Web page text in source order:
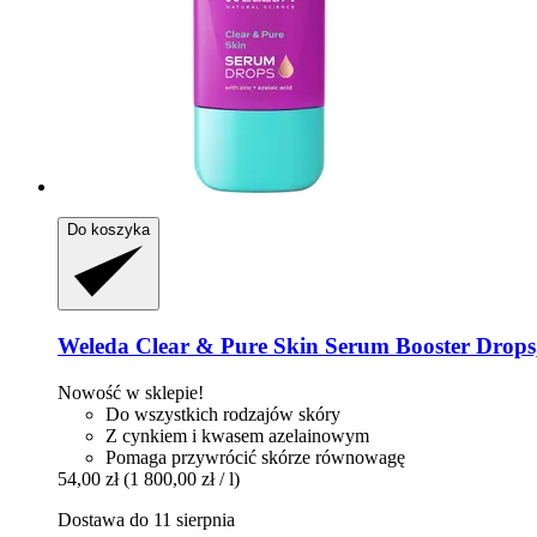
Do koszyka
Weleda Clear & Pure Skin Serum Booster
Nowość w sklepie!
Do wszystkich rodzajów skóry
Z cynkiem i kwasem azelainowym
Pomaga przywrócić skórze równowagę
54,00 zł (1 800,00 zł / l)
Dostawa do 11 sierpnia